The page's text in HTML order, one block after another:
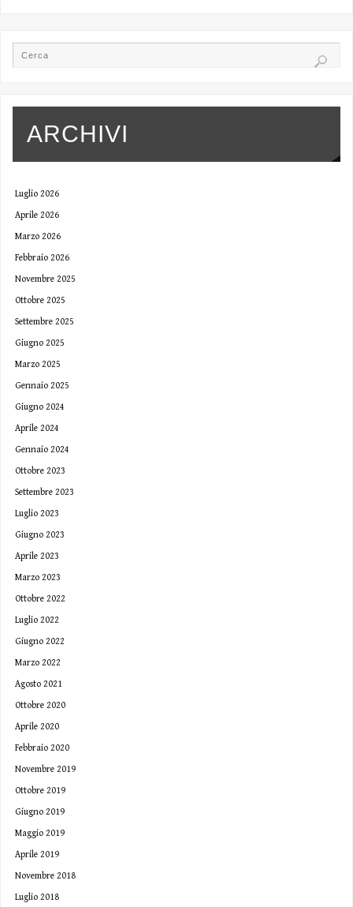
ARCHIVI
Luglio 2026
Aprile 2026
Marzo 2026
Febbraio 2026
Novembre 2025
Ottobre 2025
Settembre 2025
Giugno 2025
Marzo 2025
Gennaio 2025
Giugno 2024
Aprile 2024
Gennaio 2024
Ottobre 2023
Settembre 2023
Luglio 2023
Giugno 2023
Aprile 2023
Marzo 2023
Ottobre 2022
Luglio 2022
Giugno 2022
Marzo 2022
Agosto 2021
Ottobre 2020
Aprile 2020
Febbraio 2020
Novembre 2019
Ottobre 2019
Giugno 2019
Maggio 2019
Aprile 2019
Novembre 2018
Luglio 2018